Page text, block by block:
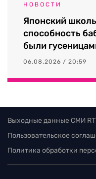
НОВОСТИ
Японский
способность
были
06.08.2026 / 20:59
Выходные данные СМИ
Пользовательское
Политика обработки